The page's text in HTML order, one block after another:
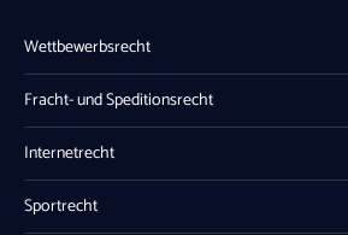
Wettbewerbsrecht
Fracht- und Speditionsrecht
Internetrecht
Sportrecht